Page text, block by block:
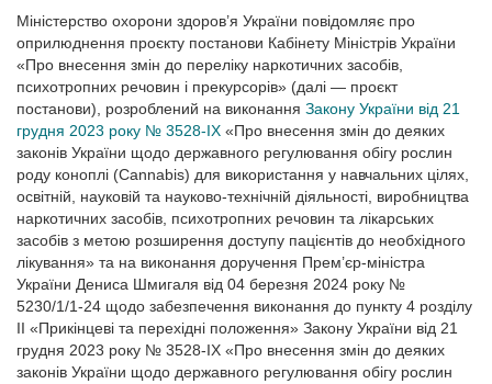
Міністерство охорони здоров’я України повідомляє про
оприлюднення проєкту постанови Кабінету Міністрів України
«Про внесення змін до переліку наркотичних засобів,
психотропних речовин і прекурсорів» (далі — проєкт
постанови), розроблений на виконання Закону України від 21
грудня 2023 року № 3528-IX «Про внесення змін до деяких
законів України щодо державного регулювання обігу рослин
роду коноплі (Cannabis) для використання у навчальних цілях,
освітній, науковій та науково-технічній діяльності, виробництва
наркотичних засобів, психотропних речовин та лікарських
засобів з метою розширення доступу пацієнтів до необхідного
лікування» та на виконання доручення Прем’єр-міністра
України Дениса Шмигаля від 04 березня 2024 року №
5230/1/1-24 щодо забезпечення виконання до пункту 4 розділу
ІІ «Прикінцеві та перехідні положення» Закону України від 21
грудня 2023 року № 3528-ІХ «Про внесення змін до деяких
законів України щодо державного регулювання обігу рослин